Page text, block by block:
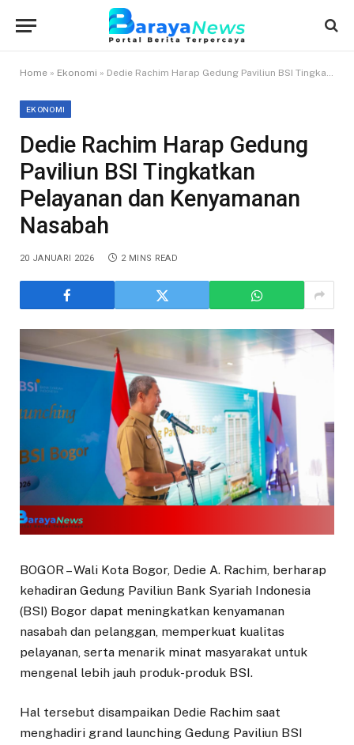
Home » Ekonomi » Dedie Rachim Harap Gedung Paviliun BSI Tingkatkan Pelayanan dan Kenyamanan Nasabah
EKONOMI
Dedie Rachim Harap Gedung
Paviliun BSI Tingkatkan
Pelayanan dan Kenyamanan
Nasabah
20 JANUARI 2026 2 MINS READ
BOGOR – Wali Kota Bogor, Dedie A. Rachim, berharap
kehadiran Gedung Paviliun Bank Syariah Indonesia
(BSI) Bogor dapat meningkatkan kenyamanan
nasabah dan pelanggan, memperkuat kualitas
pelayanan, serta menarik minat masyarakat untuk
mengenal lebih jauh produk-produk BSI.
Hal tersebut disampaikan Dedie Rachim saat
menghadiri grand launching Gedung Paviliun BSI